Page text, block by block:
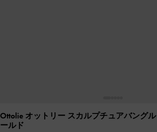
Ottolie オットリー スカルプチュアバングル
ールド